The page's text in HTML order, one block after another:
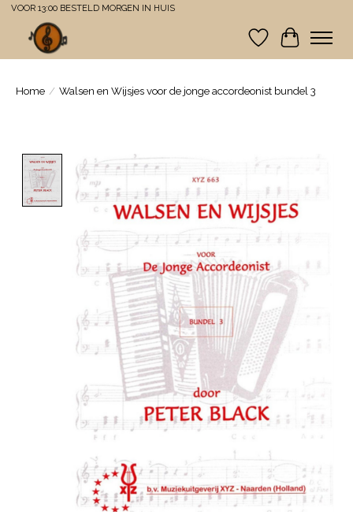
VOOR 13:00 BESTELD MORGEN IN HUIS
Verlanglijst
Home / Walsen en Wijsjes voor de jonge accordeonist bundel 3
Product image slideshow Items